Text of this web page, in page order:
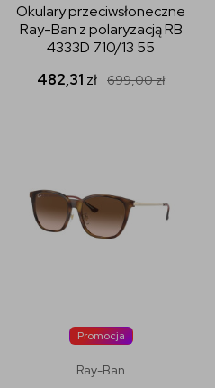
Okulary przeciwsłoneczne
Ray-Ban z polaryzacją RB
4333D 710/13 55
482,31 zł 699,00zł
Promocja
Ray-Ban